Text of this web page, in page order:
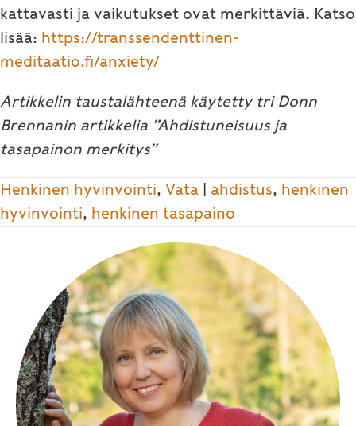
kattavasti ja vaikutukset ovat merkittäviä. Katso
lisää: https://transsendenttinen-
meditaatio.fi/anxiety/
Artikkelin taustalähteenä käytetty tri Donn
Brennanin artikkelia ”Ahdistuneisuus ja
tasapainon merkitys”
Henkinen hyvinvointi, Vata ahdistus, henkinen
hyvinvointi, henkinen tasapaino